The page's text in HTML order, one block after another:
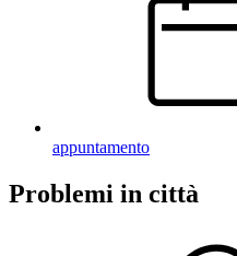
appuntamento
Problemi in città